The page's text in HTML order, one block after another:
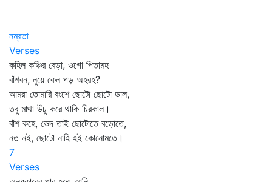
নম্রতা
Verses
কহিল কঞ্চির বেড়া, ওগো পিতামহ
বাঁশবন, নুয়ে কেন পড় অহরহ?
আমরা তোমারি বংশে ছোটো ছোটো ডাল,
তবু মাথা উঁচু করে থাকি চিরকাল।
বাঁশ কহে, ভেদ তাই ছোটোতে বড়োতে,
নত নই, ছোটো নাহি হই কোনোমতে।
7
Verses